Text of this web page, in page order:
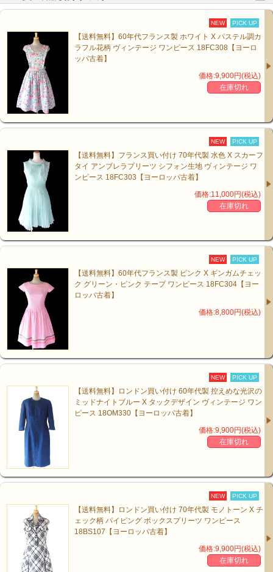
NEW PICK UP
【送料無料】60年代フランス製 ホワイト X パステル調カ
ラフル花柄 ヴィンテージ ワンピース 18FC308【ヨーロ
ッパ古着】
価格:9,900円(税込)
在庫切れ
NEW PICK UP
【送料無料】フランス買い付け 70年代製 水色 X スカーフ
タイ アンブレラプリーツ シフォン生地 ヴィンテージ ワ
ンピース 18FC303【ヨーロッパ古着】
価格:11,000円(税込)
在庫切れ
NEW PICK UP
【送料無料】60年代フランス製 ピンク X ギンガムチェッ
ク グリーン・ピンク テープ ワンピース 18FC304【ヨー
ロッパ古着】
価格:8,800円(税込)
NEW PICK UP
【送料無料】ロンドン買い付け 60年代製 控えめな光沢の
ミッドナイトブルー X タックデザイン ヴィンテージ ワン
ピース 18OM330【ヨーロッパ古着】
価格:9,900円(税込)
在庫切れ
NEW PICK UP
【送料無料】ロンドン買い付け 70年代製 モノトーン X チ
ェック柄 パイピング ボックスプリーツ ワンピース
18BS107【ヨーロッパ古着】
価格:9,900円(税込)
在庫切れ